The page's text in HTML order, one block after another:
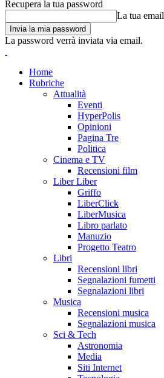
Recupera la tua password
La tua email
La password verrà inviata via email.
Home
Rubriche
Attualità
Eventi
HyperPolis
Opinioni
Pagina Tre
Politica
Cinema e TV
Recensioni film
Liber Liber
Griffo
LiberClick
LiberMusica
Libro parlato
Manuzio
Progetto Teatro
Libri
Recensioni libri
Segnalazioni fumetti
Segnalazioni libri
Musica
Recensioni musica
Segnalazioni musica
Sci & Tech
Astronomia
Media
Siti Internet